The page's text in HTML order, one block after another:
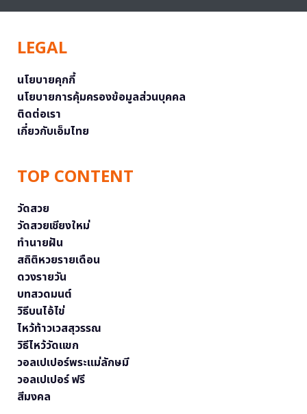
LEGAL
นโยบายคุกกี้
นโยบายการคุ้มครองข้อมูลส่วนบุคคล
ติดต่อเรา
เกี่ยวกับเอ็มไทย
TOP CONTENT
วัดสวย
วัดสวยเชียงใหม่
ทำนายฝัน
สถิติหวยรายเดือน
ดวงรายวัน
บทสวดมนต์
วิธีบนไอ้ไข่
ไหว้ท้าวเวสสุวรรณ
วิธีไหว้วัดแขก
วอลเปเปอร์พระแม่ลักษมี
วอลเปเปอร์ ฟรี
สีมงคล